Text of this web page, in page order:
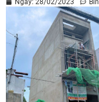
Ngày: 28/02/2023